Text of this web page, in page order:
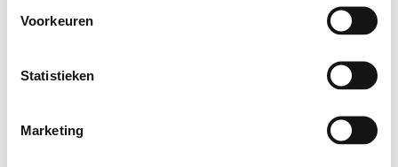
Voorkeuren
Statistieken
Marketing